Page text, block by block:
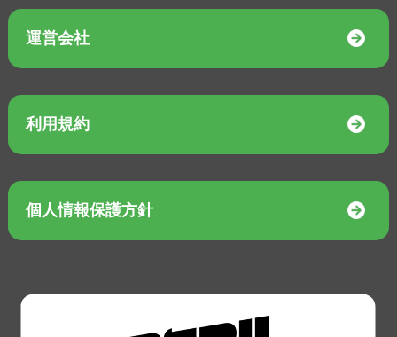
運営会社
利用規約
個人情報保護方針